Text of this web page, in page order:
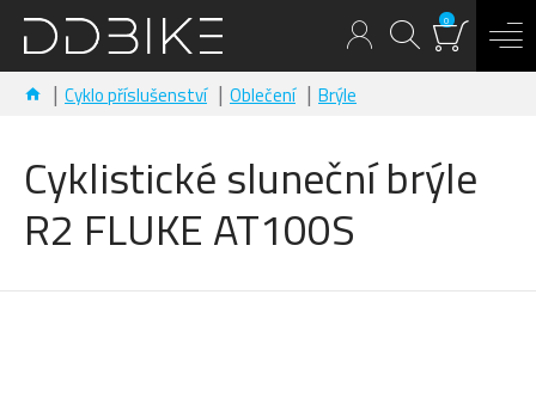
0
Cyklo příslušenství Oblečení Brýle
Cyklistické sluneční brýle
R2 FLUKE AT100S